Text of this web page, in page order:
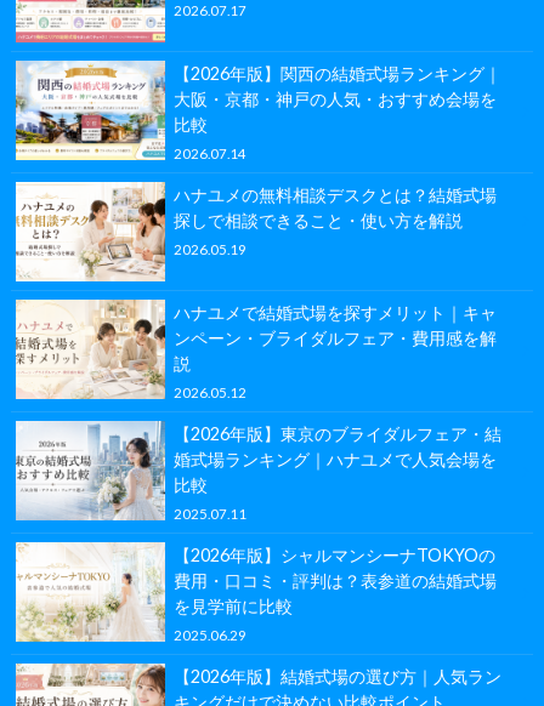
2026.07.17
【2026年版】関西の結婚式場ランキング｜
大阪・京都・神戸の人気・おすすめ会場を
比較
2026.07.14
ハナユメの無料相談デスクとは？結婚式場
探しで相談できること・使い方を解説
2026.05.19
ハナユメで結婚式場を探すメリット｜キャ
ンペーン・ブライダルフェア・費用感を解
説
2026.05.12
【2026年版】東京のブライダルフェア・結
婚式場ランキング｜ハナユメで人気会場を
比較
2025.07.11
【2026年版】シャルマンシーナTOKYOの
費用・口コミ・評判は？表参道の結婚式場
を見学前に比較
2025.06.29
【2026年版】結婚式場の選び方｜人気ラン
キングだけで決めない比較ポイント